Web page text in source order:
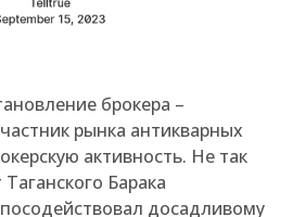
брокера –
рынка антикварных
активность. Не так
Барака
досадливому